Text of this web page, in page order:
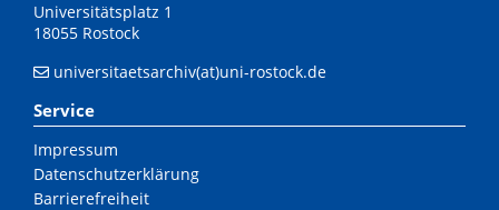
Universitätsplatz 1
18055 Rostock
universitaetsarchiv(at)uni-rostock.de
Service
Impressum
Datenschutzerklärung
Barrierefreiheit